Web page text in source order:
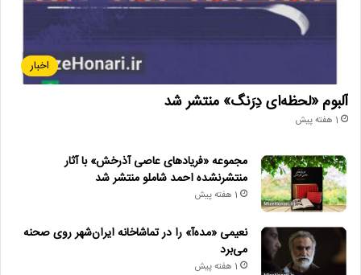
اخبار
آلبوم «لحظه‌ای دِرَنگ» منتشر شد
1 هفته پیش
مجموعه «فریادهای عاصی آذرخش» با آثار
منتشرنشده احمد شاملو منتشر شد
1 هفته پیش
نعیمی «مده‌آ» را در تماشاخانه ایران‌شهر روی صحنه
می‌برد
1 هفته پیش